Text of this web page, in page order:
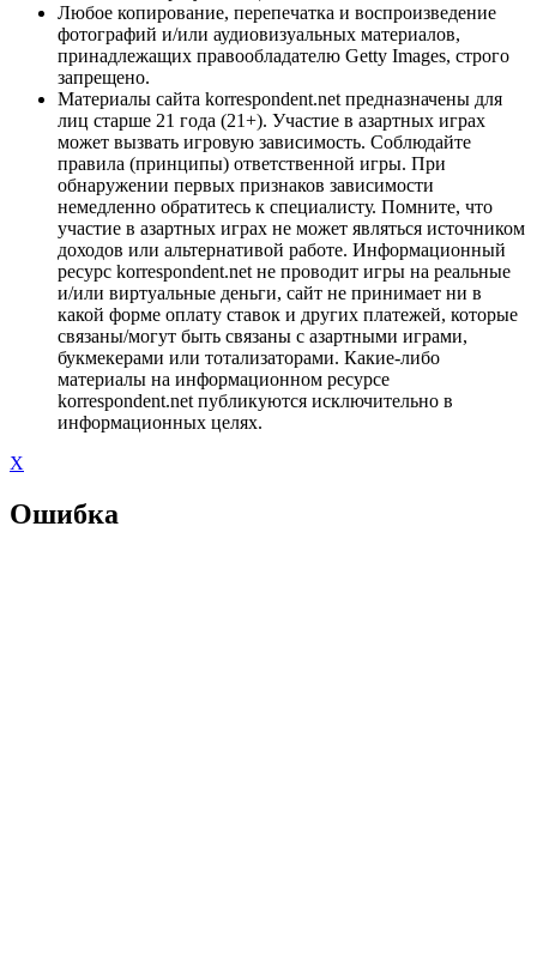
Любое копирование, перепечатка и воспроизведение
фотографий и/или аудиовизуальных материалов,
принадлежащих правообладателю Getty Images, строго
запрещено.
Материалы сайта korrespondent.net предназначены для
лиц старше 21 года (21+). Участие в азартных играх
может вызвать игровую зависимость. Соблюдайте
правила (принципы) ответственной игры. При
обнаружении первых признаков зависимости
немедленно обратитесь к специалисту. Помните, что
участие в азартных играх не может являться источником
доходов или альтернативой работе. Информационный
ресурс korrespondent.net не проводит игры на реальные
и/или виртуальные деньги, сайт не принимает ни в
какой форме оплату ставок и других платежей, которые
связаны/могут быть связаны с азартными играми,
букмекерами или тотализаторами. Какие-либо
материалы на информационном ресурсе
korrespondent.net публикуются исключительно в
информационных целях.
X
Ошибка